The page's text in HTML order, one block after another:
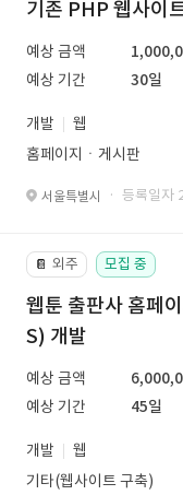
기존 PHP 웹사이
예상 금액
예상 기간
30일
개발
웹
홈페이지ㆍ게시판
서울특별시 · 등록일자
📔 외주 모집 중
웹툰 출판사 홈페
S) 개발
예상 금액
예상 기간
45일
개발
웹
기타(웹사이트 구축)